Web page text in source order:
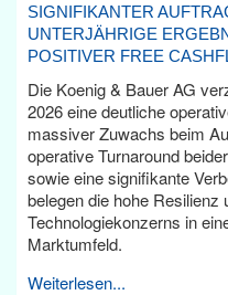
SIGNIFIKANTER
UNTERJÄHRIGE
POSITIVER FREE
Die Koenig & Bauer AG
2026 eine deutliche
massiver Zuwachs beim
operative Turnaround
sowie eine signifikante
belegen die hohe Resilienz
Technologiekonzerns in
Marktumfeld.
Weiterlesen...